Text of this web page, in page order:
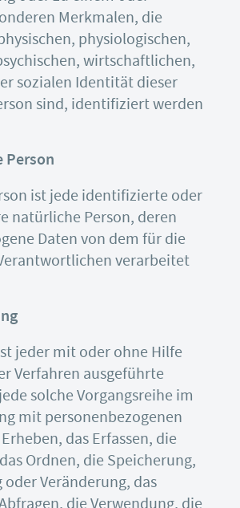
Merkmalen, die
physiologischen,
wirtschaftlichen,
sozialen Identität dieser
sind, identifiziert werden
ist jede identifizierte oder
natürliche Person, deren
Daten von dem für die
verarbeitet
jeder mit oder ohne Hilfe
Verfahren ausgeführte
solche Vorgangsreihe im
mit personenbezogenen
das Erfassen, die
Ordnen, die Speicherung,
oder Veränderung, das
die Verwendung, die